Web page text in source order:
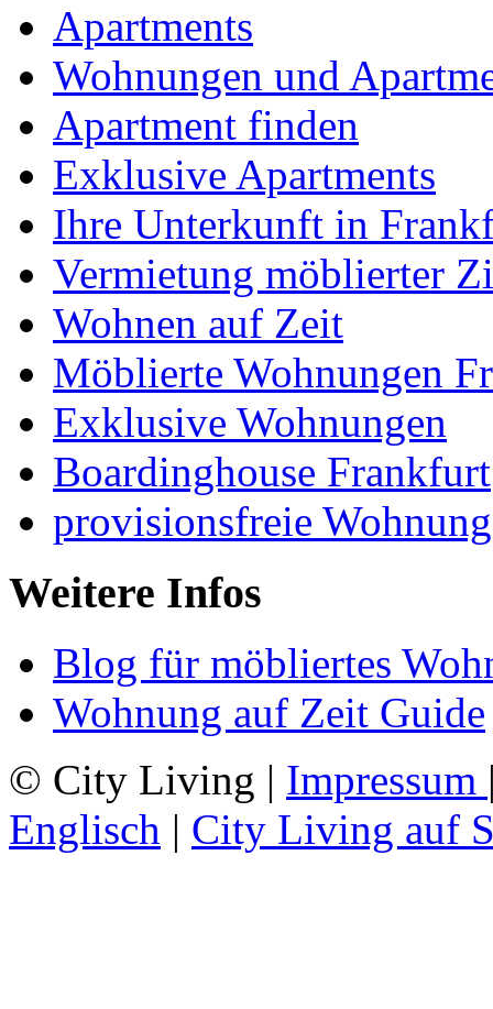
Apartments
Wohnungen und
Apartment finden
Exklusive Apartments
Ihre Unterkunft in
Vermietung möblierter
Wohnen auf Zeit
Möblierte Wohnungen
Exklusive Wohnungen
Boardinghouse Frankfurt
provisionsfreie Wohnung
Weitere Infos
Blog für möbliertes
Wohnung auf Zeit Guide
© City Living | Impressum
Englisch | City Living auf